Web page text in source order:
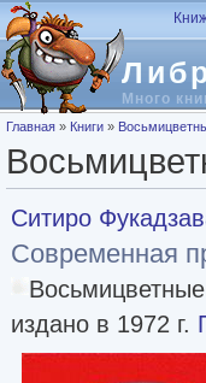
Перейти к основному
Много
Вы здесь
Главная » Книги »
Ситиро
Современная
издано в 1972 г.